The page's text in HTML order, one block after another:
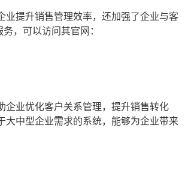
提升销售管理效率，还加强了企业与客
，可以访问其官网：
企业优化客户关系管理，提升销售转化
中型企业需求的系统，能够为企业带来